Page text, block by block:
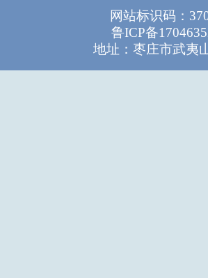
网站标识码：
鲁ICP备
地址：枣庄市武夷